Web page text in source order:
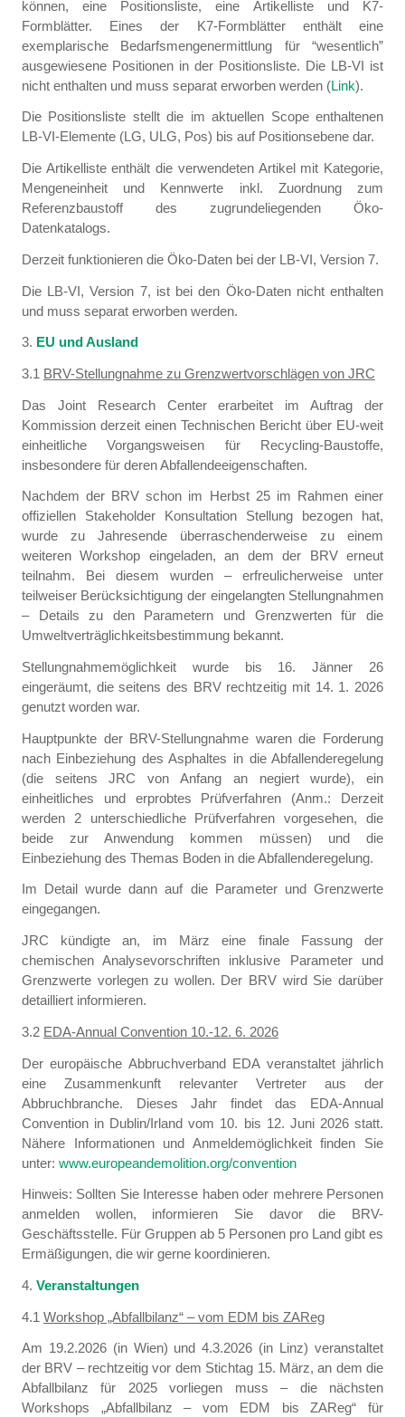
können, eine Positionsliste, eine Artikelliste und K7-
Formblätter. Eines der K7-Formblätter enthält eine
exemplarische Bedarfsmengenermittlung für “wesentlich”
ausgewiesene Positionen in der Positionsliste. Die LB-VI ist
nicht enthalten und muss separat erworben werden (Link).
Die Positionsliste stellt die im aktuellen Scope enthaltenen
LB-VI-Elemente (LG, ULG, Pos) bis auf Positionsebene dar.
Die Artikelliste enthält die verwendeten Artikel mit Kategorie,
Mengeneinheit und Kennwerte inkl. Zuordnung zum
Referenzbaustoff des zugrundeliegenden Öko-
Datenkatalogs.
Derzeit funktionieren die Öko-Daten bei der LB-VI, Version 7.
Die LB-VI, Version 7, ist bei den Öko-Daten nicht enthalten
und muss separat erworben werden.
3. EU und Ausland
3.1 BRV-Stellungnahme zu Grenzwertvorschlägen von JRC
Das Joint Research Center erarbeitet im Auftrag der
Kommission derzeit einen Technischen Bericht über EU-weit
einheitliche Vorgangsweisen für Recycling-Baustoffe,
insbesondere für deren Abfallendeeigenschaften.
Nachdem der BRV schon im Herbst 25 im Rahmen einer
offiziellen Stakeholder Konsultation Stellung bezogen hat,
wurde zu Jahresende überraschenderweise zu einem
weiteren Workshop eingeladen, an dem der BRV erneut
teilnahm. Bei diesem wurden – erfreulicherweise unter
teilweiser Berücksichtigung der eingelangten Stellungnahmen
– Details zu den Parametern und Grenzwerten für die
Umweltverträglichkeitsbestimmung bekannt.
Stellungnahmemöglichkeit wurde bis 16. Jänner 26
eingeräumt, die seitens des BRV rechtzeitig mit 14. 1. 2026
genutzt worden war.
Hauptpunkte der BRV-Stellungnahme waren die Forderung
nach Einbeziehung des Asphaltes in die Abfallenderegelung
(die seitens JRC von Anfang an negiert wurde), ein
einheitliches und erprobtes Prüfverfahren (Anm.: Derzeit
werden 2 unterschiedliche Prüfverfahren vorgesehen, die
beide zur Anwendung kommen müssen) und die
Einbeziehung des Themas Boden in die Abfallenderegelung.
Im Detail wurde dann auf die Parameter und Grenzwerte
eingegangen.
JRC kündigte an, im März eine finale Fassung der
chemischen Analysevorschriften inklusive Parameter und
Grenzwerte vorlegen zu wollen. Der BRV wird Sie darüber
detailliert informieren.
3.2 EDA-Annual Convention 10.-12. 6. 2026
Der europäische Abbruchverband EDA veranstaltet jährlich
eine Zusammenkunft relevanter Vertreter aus der
Abbruchbranche. Dieses Jahr findet das EDA-Annual
Convention in Dublin/Irland vom 10. bis 12. Juni 2026 statt.
Nähere Informationen und Anmeldemöglichkeit finden Sie
unter: www.europeandemolition.org/convention
Hinweis: Sollten Sie Interesse haben oder mehrere Personen
anmelden wollen, informieren Sie davor die BRV-
Geschäftsstelle. Für Gruppen ab 5 Personen pro Land gibt es
Ermäßigungen, die wir gerne koordinieren.
4. Veranstaltungen
4.1 Workshop „Abfallbilanz“ – vom EDM bis ZAReg
Am 19.2.2026 (in Wien) und 4.3.2026 (in Linz) veranstaltet
der BRV – rechtzeitig vor dem Stichtag 15. März, an dem die
Abfallbilanz für 2025 vorliegen muss – die nächsten
Workshops „Abfallbilanz – vom EDM bis ZAReg“ für